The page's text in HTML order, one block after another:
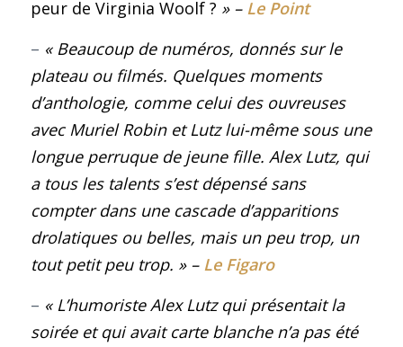
peur de Virginia Woolf? » – Le Point
– « Beaucoup de numéros, donnés sur le
plateau ou filmés. Quelques moments
d’anthologie, comme celui des ouvreuses
avec Muriel Robin et Lutz lui-même sous une
longue perruque de jeune fille. Alex Lutz, qui
a tous les talents s’est dépensé sans
compter dans une cascade d’apparitions
drolatiques ou belles, mais un peu trop, un
tout petit peu trop. » – Le Figaro
– « L’humoriste Alex Lutz qui présentait la
soirée et qui avait carte blanche n’a pas été